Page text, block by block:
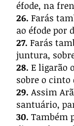
éfode, na
26. Farás
ao éfode por
27. Farás
juntura,
28. E ligarão
sobre o cinto
29. Assim
santuário,
30. Também